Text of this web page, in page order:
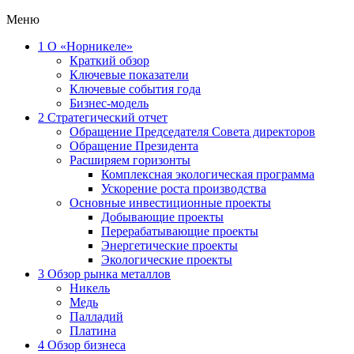
Меню
1 О «Норникеле»
Краткий обзор
Ключевые показатели
Ключевые события года
Бизнес-модель
2 Стратегический отчет
Обращение Председателя Совета директоров
Обращение Президента
Расширяем горизонты
Комплексная экологическая программа
Ускорение роста производства
Основные инвестиционные проекты
Добывающие проекты
Перерабатывающие проекты
Энергетические проекты
Экологические проекты
3 Обзор рынка металлов
Никель
Медь
Палладий
Платина
4 Обзор бизнеса